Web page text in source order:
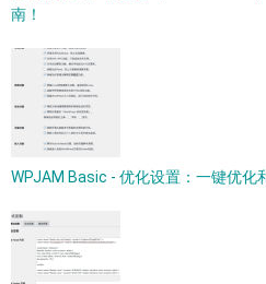
南！
WPJAM Basic - 优化设置：一键优化